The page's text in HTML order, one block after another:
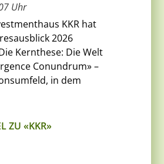
Uhr
KKR hat
2026
Kernthese: Die Welt
Conundrum» –
in dem
ZU «KKR»